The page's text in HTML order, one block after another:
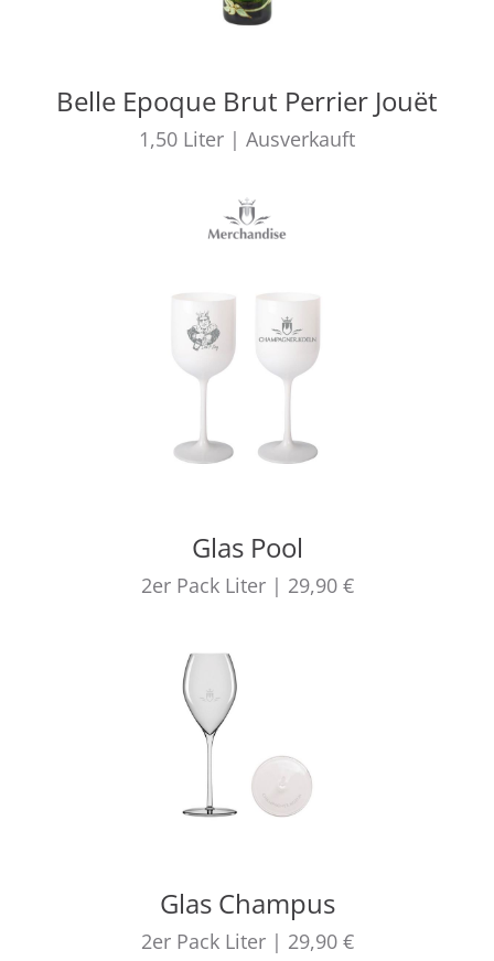
Belle Epoque Brut Perrier Jouët
1,50 Liter | Ausverkauft
Glas Pool
2er Pack Liter | 29,90 €
Glas Champus
2er Pack Liter | 29,90 €